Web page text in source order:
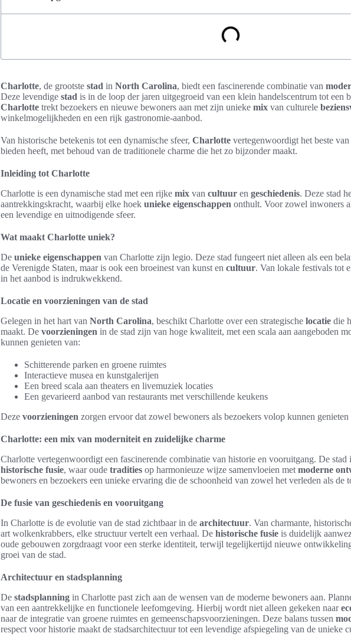
Charlotte, de grootste stad in North Carolina, biedt een fascinerende combinatie van
Deze levendige stad is in de loop der jaren uitgegroeid van een klein handelscentrum tot een
Charlotte trekt bezoekers en nieuwe bewoners aan met zijn unieke mix van culturele
winkelmogelijkheden en een rijk gastronomie-aanbod.
Van historische betekenis tot een dynamische sfeer, Charlotte vertegenwoordigt het beste
bieden heeft, met behoud van de traditionele charme die het zo bijzonder maakt.
Inleiding tot Charlotte
Charlotte is een dynamische stad met een rijke mix van cultuur en geschiedenis. Deze stad
aantrekkingskracht, waarbij elke hoek unieke eigenschappen onthult. Voor zowel inwoners
een levendige en uitnodigende sfeer.
Wat maakt Charlotte uniek?
De unieke eigenschappen van Charlotte zijn legio. Deze stad fungeert niet alleen als een
de Verenigde Staten, maar is ook een broeinest van kunst en cultuur. Van lokale festivals tot
in het aanbod is indrukwekkend.
Locatie en voorzieningen van de stad
Gelegen in het hart van North Carolina, beschikt Charlotte over een strategische locatie die
maakt. De voorzieningen in de stad zijn van hoge kwaliteit, met een scala aan aangeboden
kunnen genieten van:
Schitterende parken en groene ruimtes
Interactieve musea en kunstgalerijen
Een breed scala aan theaters en livemuziek locaties
Een gevarieerd aanbod van restaurants met verschillende keukens
Deze voorzieningen zorgen ervoor dat zowel bewoners als bezoekers volop kunnen genieten
Charlotte: een mix van moderniteit en zuidelijke charme
Charlotte vertegenwoordigt een fascinerende combinatie van historie en vooruitgang. De stad
historische fusie, waar oude tradities op harmonieuze wijze samenvloeien met moderne
bewoners en bezoekers een unieke ervaring die de schoonheid van zowel het verleden als de
De fusie van geschiedenis en vooruitgang
In Charlotte is de evolutie van de stad zichtbaar in de architectuur. Van charmante,
art wolkenkrabbers, elke structuur vertelt een verhaal. De historische fusie is duidelijk
oude gebouwen zorgdraagt voor een sterke identiteit, terwijl tegelijkertijd nieuwe
groei van de stad.
Architectuur en stadsplanning
De stadsplanning in Charlotte past zich aan de wensen van de moderne bewoners aan.
van een aantrekkelijke en functionele leefomgeving. Hierbij wordt niet alleen gekeken naar
naar de integratie van groene ruimtes en gemeenschapsvoorzieningen. Deze balans tussen
respect voor historie maakt de stadsarchitectuur tot een levendige afspiegeling van de unieke